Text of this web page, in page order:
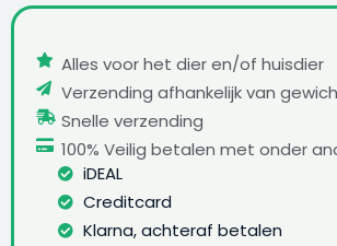
Alles voor het dier en/of huisdier
Verzending afhankelijk van
Snelle verzending
100% Veilig betalen met onder
iDEAL
Creditcard
Klarna, achteraf betalen